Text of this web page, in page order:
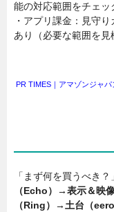
能の対応範囲をチェッ
・アプリ課金：見守
あり（必要な範囲を見
PR TIMES｜アマゾンジャ
「まず何を買うべき？
（Echo）→表示＆映
（Ring）→土台（eero